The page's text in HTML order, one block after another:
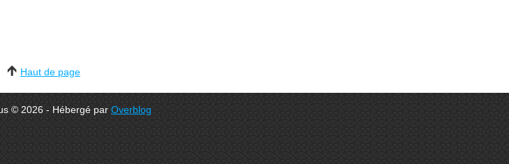
Haut de page
© 2026 - Hébergé parOverblog